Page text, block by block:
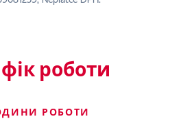
роботи
РОБОТИ